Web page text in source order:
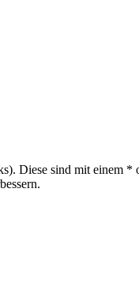
Diese sind mit